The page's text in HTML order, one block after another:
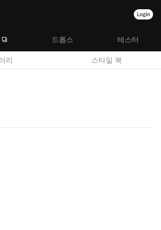
드롭스 테스터
리 스타일 북